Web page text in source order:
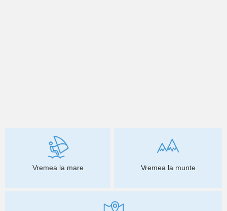
Vremea la mare Vremea la munte